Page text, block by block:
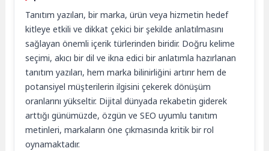
Tanıtım yazıları, bir marka, ürün veya hizmetin hedef
kitleye etkili ve dikkat çekici bir şekilde anlatılmasını
sağlayan önemli içerik türlerinden biridir. Doğru kelime
seçimi, akıcı bir dil ve ikna edici bir anlatımla hazırlanan
tanıtım yazıları, hem marka bilinirliğini artırır hem de
potansiyel müşterilerin ilgisini çekerek dönüşüm
oranlarını yükseltir. Dijital dünyada rekabetin giderek
arttığı günümüzde, özgün ve SEO uyumlu tanıtım
metinleri, markaların öne çıkmasında kritik bir rol
oynamaktadır.